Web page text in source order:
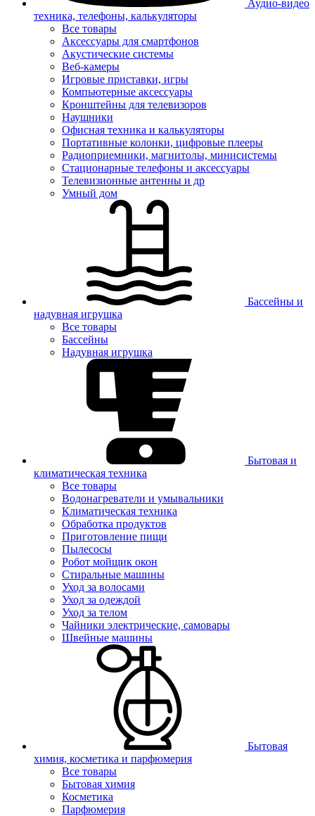
Аудио-видео
техника, телефоны, калькуляторы
Все товары
Аксессуары для смартфонов
Акустические системы
Веб-камеры
Игровые приставки, игры
Компьютерные аксессуары
Кронштейны для телевизоров
Наушники
Офисная техника и калькуляторы
Портативные колонки, цифровые плееры
Радиоприемники, магнитолы, минисистемы
Стационарные телефоны и аксессуары
Телевизионные антенны и др
Умный дом
Бассейны и
надувная игрушка
Все товары
Бассейны
Надувная игрушка
Бытовая и
климатическая техника
Все товары
Водонагреватели и умывальники
Климатическая техника
Обработка продуктов
Приготовление пищи
Пылесосы
Робот мойщик окон
Стиральные машины
Уход за волосами
Уход за одеждой
Уход за телом
Чайники электрические, самовары
Швейные машины
Бытовая
химия, косметика и парфюмерия
Все товары
Бытовая химия
Косметика
Парфюмерия